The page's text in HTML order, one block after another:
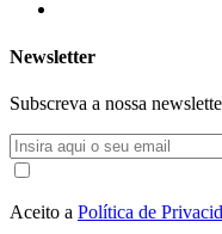
Newsletter
Subscreva a nossa
Aceito a Política de